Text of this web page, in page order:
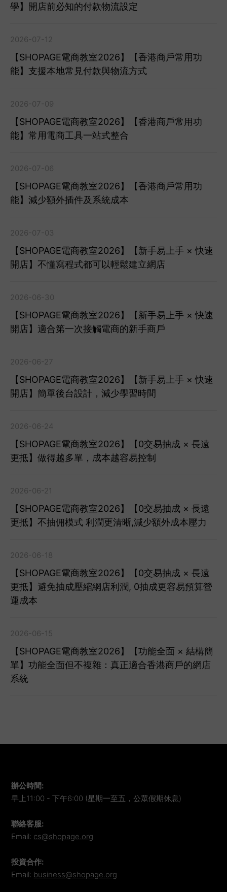
學】開店前必知的付款物流設定
2026-07-12
【SHOPAGE電商教室2026】【香港商戶常用功
能】支援本地常見付款與物流方式
2026-07-09
【SHOPAGE電商教室2026】【香港商戶常用功
能】常用電商工具一站式整合
2026-07-06
【SHOPAGE電商教室2026】【香港商戶常用功
能】減少額外插件及系統成本
2026-07-03
【SHOPAGE電商教室2026】【新手易上手 × 快速
開店】不懂寫程式都可以輕鬆建立網店
2026-06-30
【SHOPAGE電商教室2026】【新手易上手 × 快速
開店】適合第一次接觸電商的新手商戶
2026-06-27
【SHOPAGE電商教室2026】【新手易上手 × 快速
開店】簡單後台設計，減少學習時間
2026-06-24
【SHOPAGE電商教室2026】【0交易抽成 × 長遠
更抵】做得越多單，成本越容易控制
2026-06-21
【SHOPAGE電商教室2026】【0交易抽成 × 長遠
更抵】不抽佣模式 利潤更清晰,減少額外成本壓力
2026-06-18
【SHOPAGE電商教室2026】【0交易抽成 × 長遠
更抵】避免抽成壓縮網店利潤, 0抽成更容易預算營
運成本
2026-06-15
【SHOPAGE電商教室2026】【功能全面 × 結構簡
單】功能全面但不複雜：真正適合香港商戶的網店
系統
辦公時間:
早上11:00 - 下午6:00 (星期一至五，公眾假期休息)
聯絡客服:
Email: cs@shopage.org
投資合作:
Email: business@shopage.org